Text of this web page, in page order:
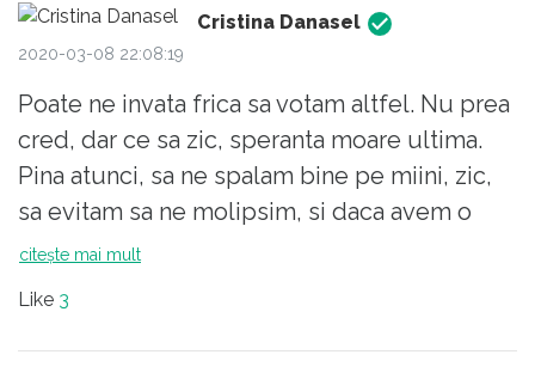
Cristina Danasel
2020-03-08 22:08:19
Poate ne invata frica sa votam altfel. Nu prea
cred, dar ce sa zic, speranta moare ultima.
Pina atunci, sa ne spalam bine pe miini, zic,
sa evitam sa ne molipsim, si daca avem o
urma de bun simt, sa nu mintim si sa nu-i
autoritatilor si inconstienta unei mari parti a
citește mai mult
Like 3